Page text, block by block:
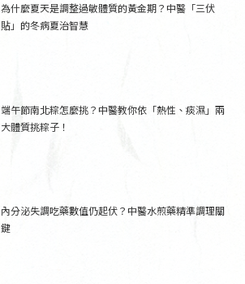
為什麼夏天是調整過敏體質的黃金期？中醫「三伏
貼」的冬病夏治智慧
端午節南北粽怎麼挑？中醫教你依「熱性、痰濕」兩
大體質挑粽子！
內分泌失調吃藥數值仍起伏？中醫水煎藥精準調理關
鍵